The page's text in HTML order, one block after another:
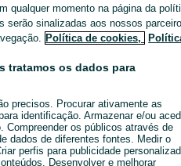
qualquer momento na página da
serão sinalizadas aos nossos
Política de cookies,
tratamos os dados para
precisos. Procurar ativamente as
identificação. Armazenar e/ou
Compreender os públicos através de
dados de diferentes fontes. Medir o
perfis para publicidade
Desenvolver e melhorar